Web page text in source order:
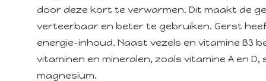
door deze kort te verwarmen. Dit maakt de
verteerbaar en beter te gebruiken. Gerst
energie-inhoud. Naast vezels en vitamine B3
vitaminen en mineralen, zoals vitamine A en D,
magnesium.